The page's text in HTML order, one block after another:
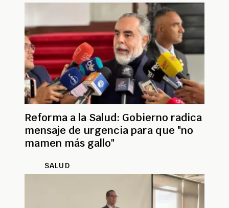
Reforma a la Salud: Gobierno radica
mensaje de urgencia para que "no
mamen más gallo"
SALUD